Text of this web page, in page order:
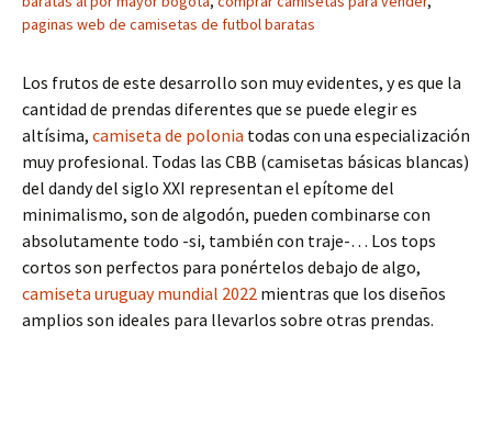
paginas web de camisetas de futbol baratas
Los frutos de este desarrollo son muy evidentes, y es que la
cantidad de prendas diferentes que se puede elegir es
altísima, camiseta de polonia todas con una especialización
muy profesional. Todas las CBB (camisetas básicas blancas)
del dandy del siglo XXI representan el epítome del
minimalismo, son de algodón, pueden combinarse con
absolutamente todo -si, también con traje-… Los tops
cortos son perfectos para ponértelos debajo de algo,
camiseta uruguay mundial 2022 mientras que los diseños
amplios son ideales para llevarlos sobre otras prendas.